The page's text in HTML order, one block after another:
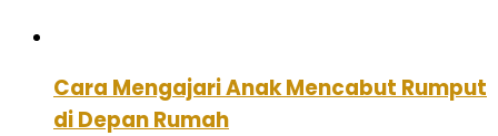
Cara Mengajari Anak Mencabut Rumput
di Depan Rumah